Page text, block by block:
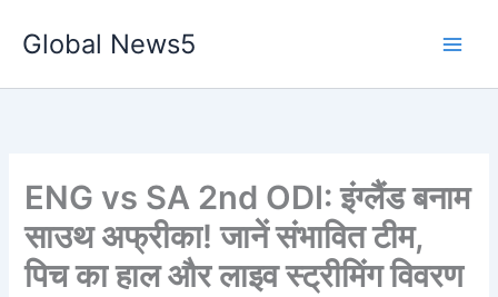
Global News5
ENG vs SA 2nd ODI: इंग्लैंड बनाम
साउथ अफ्रीका! जानें संभावित टीम,
पिच का हाल और लाइव स्ट्रीमिंग विवरण